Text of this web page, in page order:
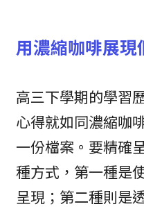
用濃縮咖啡展現
高三下學期的學習
心得就如同濃縮咖
一份檔案。要精確
種方式，第一種是
呈現；第二種則是